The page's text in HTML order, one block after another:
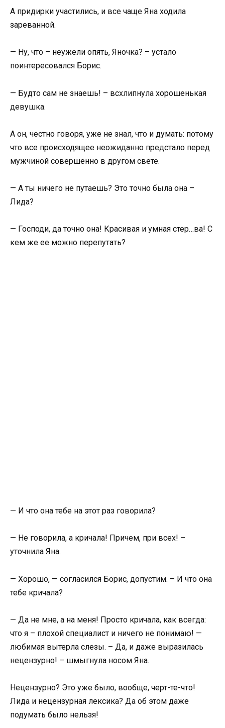
А придирки участились, и все чаще Яна ходила
зареванной.
— Ну, что – неужели опять, Яночка? – устало
поинтересовался Борис.
— Будто сам не знаешь! – всхлипнула хорошенькая
девушка.
А он, честно говоря, уже не знал, что и думать: потому
что все происходящее неожиданно предстало перед
мужчиной совершенно в другом свете.
— А ты ничего не путаешь? Это точно была она –
Лида?
— Господи, да точно она! Красивая и умная стер…ва! С
кем же ее можно перепутать?
— И что она тебе на этот раз говорила?
— Не говорила, а кричала! Причем, при всех! –
уточнила Яна.
— Хорошо, — согласился Борис, допустим. – И что она
тебе кричала?
— Да не мне, а на меня! Просто кричала, как всегда:
что я – плохой специалист и ничего не понимаю! —
любимая вытерла слезы. – Да, и даже выразилась
нецензурно! – шмыгнула носом Яна.
Нецензурно? Это уже было, вообще, черт-те-что!
Лида и нецензурная лексика? Да об этом даже
подумать было нельзя!